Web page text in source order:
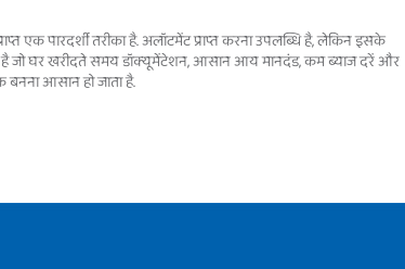
एक पारदर्शी तरीका है. अलॉटमेंट प्राप्त करना उपलब्धि है, लेकिन इसके
है जो घर खरीदते समय डॉक्यूमेंटेशन, आसान आय मानदंड, कम ब्याज दरें और
आसान हो जाता है.